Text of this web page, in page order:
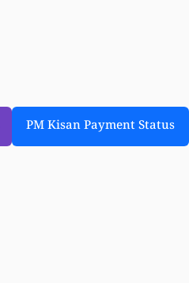
PM Kisan Payment Status